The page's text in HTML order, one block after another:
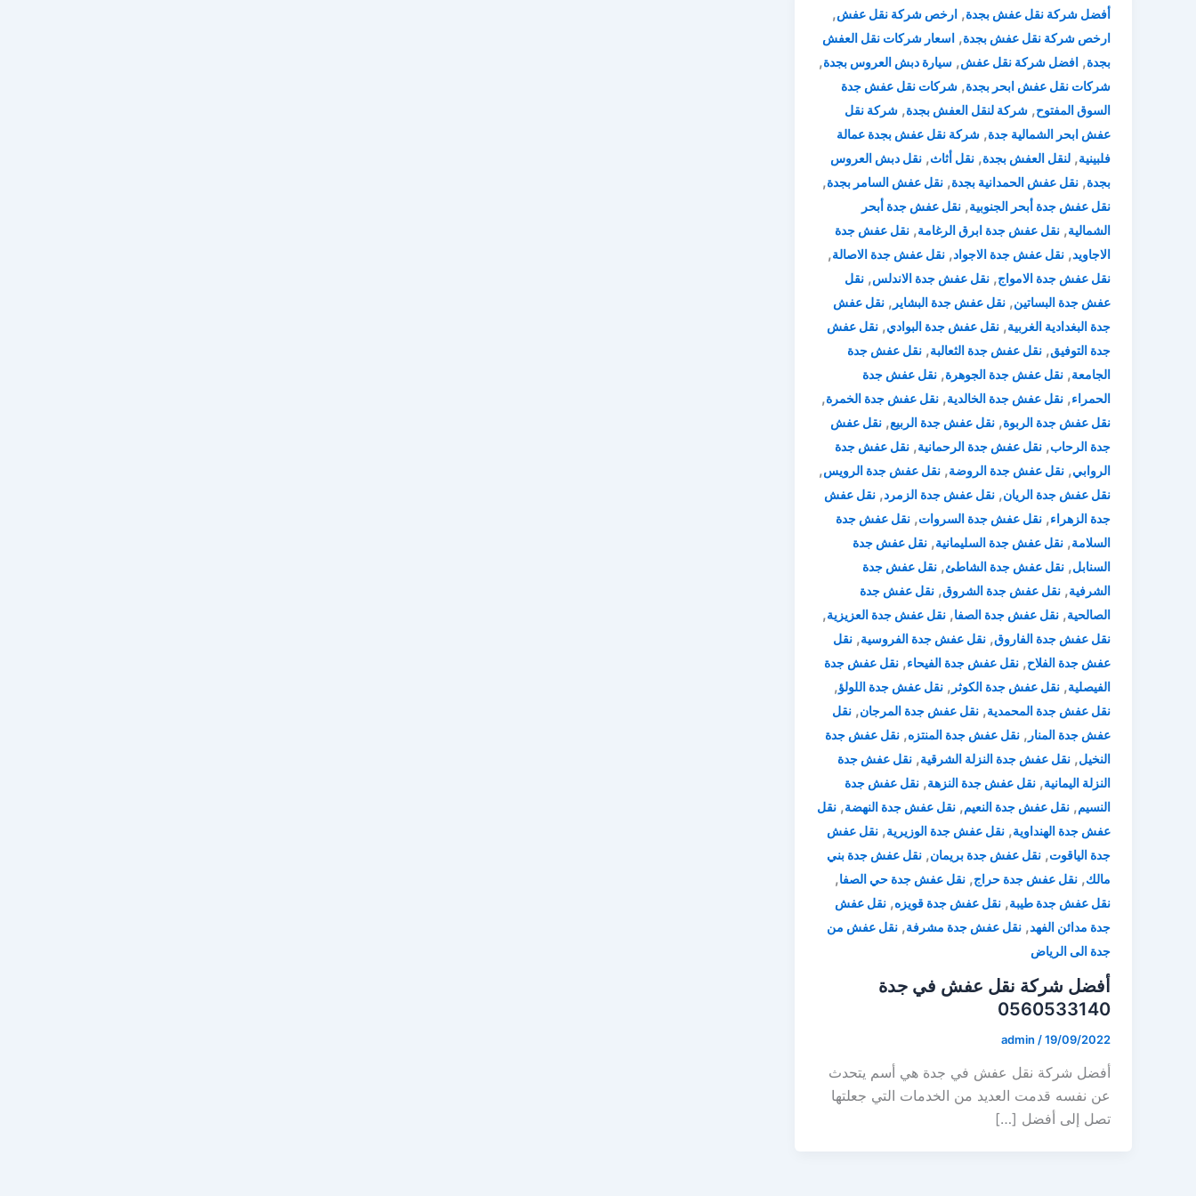
أفضل شركة نقل عفش بجدة, ارخص شركة نقل عفش,
ارخص شركة نقل عفش بجدة, اسعار شركات نقل العفش
بجدة, افضل شركة نقل عفش, سيارة دبش العروس بجدة,
شركات نقل عفش ابحر بجدة, شركات نقل عفش جدة
السوق المفتوح, شركة لنقل العفش بجدة, شركة نقل
عفش ابحر الشمالية جدة, شركة نقل عفش بجدة عمالة
فلبينية, لنقل العفش بجدة, نقل أثاث, نقل دبش العروس
بجدة, نقل عفش الحمدانية بجدة, نقل عفش السامر بجدة,
نقل عفش جدة أبحر الجنوبية, نقل عفش جدة أبحر
الشمالية, نقل عفش جدة ابرق الرغامة, نقل عفش جدة
الاجاويد, نقل عفش جدة الاجواد, نقل عفش جدة الاصالة,
نقل عفش جدة الامواج, نقل عفش جدة الاندلس, نقل
عفش جدة البساتين, نقل عفش جدة البشاير , نقل عفش
جدة البغدادية الغربية, نقل عفش جدة البوادي, نقل عفش
جدة التوفيق, نقل عفش جدة الثعالبة, نقل عفش جدة
الجامعة, نقل عفش جدة الجوهرة, نقل عفش جدة
الحمراء, نقل عفش جدة الخالدية, نقل عفش جدة الخمرة,
نقل عفش جدة الربوة, نقل عفش جدة الربيع, نقل عفش
جدة الرحاب, نقل عفش جدة الرحمانية, نقل عفش جدة
الروابي, نقل عفش جدة الروضة, نقل عفش جدة الرويس,
نقل عفش جدة الريان, نقل عفش جدة الزمرد, نقل عفش
جدة الزهراء, نقل عفش جدة السروات, نقل عفش جدة
السلامة, نقل عفش جدة السليمانية, نقل عفش جدة
السنابل, نقل عفش جدة الشاطئ, نقل عفش جدة
الشرفية, نقل عفش جدة الشروق, نقل عفش جدة
الصالحية, نقل عفش جدة الصفا, نقل عفش جدة العزيزية,
نقل عفش جدة الفاروق, نقل عفش جدة الفروسية, نقل
عفش جدة الفلاح, نقل عفش جدة الفيحاء, نقل عفش جدة
الفيصلية, نقل عفش جدة الكوثر , نقل عفش جدة اللولؤ,
نقل عفش جدة المحمدية, نقل عفش جدة المرجان, نقل
عفش جدة المنار , نقل عفش جدة المنتزه, نقل عفش جدة
النخيل, نقل عفش جدة النزلة الشرقية, نقل عفش جدة
النزلة اليمانية, نقل عفش جدة النزهة, نقل عفش جدة
النسيم, نقل عفش جدة النعيم, نقل عفش جدة النهضة, نقل
عفش جدة الهنداوية, نقل عفش جدة الوزيرية, نقل عفش
جدة الياقوت, نقل عفش جدة بريمان, نقل عفش جدة بني
مالك, نقل عفش جدة حراج, نقل عفش جدة حي الصفا,
نقل عفش جدة طيبة, نقل عفش جدة قويزه, نقل عفش
جدة مدائن الفهد, نقل عفش جدة مشرفة, نقل عفش من
جدة الى الرياض
أفضل شركة نقل عفش في جدة
0560533140
admin /19/09/2022
أفضل شركة نقل عفش في جدة هي أسم يتحدث
عن نفسه قدمت العديد من الخدمات التي جعلتها
تصل إلى أفضل […]